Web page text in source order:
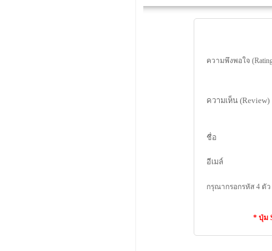
ความพึงพอใจ
ความเห็น (Review)
ชื่อ
อีเมล์
กรุณากรอกรหัส 4 ตัว
* ปุ่ม